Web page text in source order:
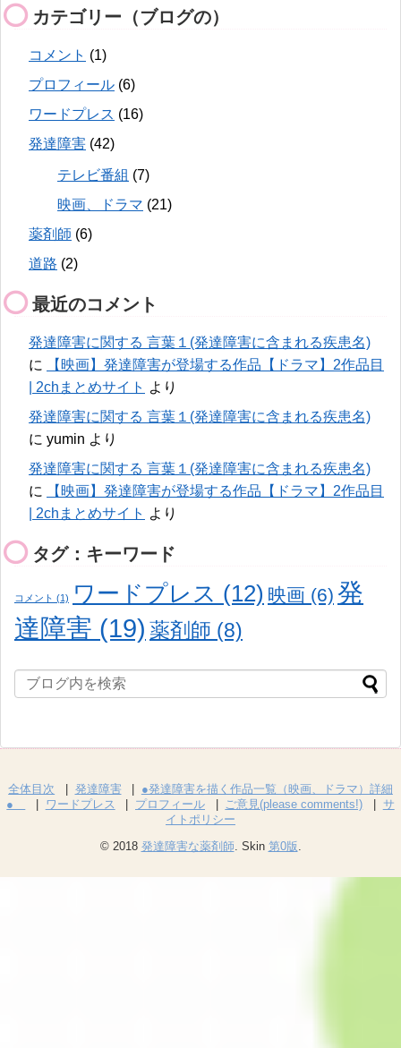
カテゴリー（ブログの）
コメント (1)
プロフィール (6)
ワードプレス (16)
発達障害 (42)
テレビ番組 (7)
映画、ドラマ (21)
薬剤師 (6)
道路 (2)
最近のコメント
発達障害に関する 言葉１(発達障害に含まれる疾患名)
に
【映画】発達障害が登場する作品【ドラマ】2作品目
| 2chまとめサイト より
発達障害に関する 言葉１(発達障害に含まれる疾患名)
に yumin より
発達障害に関する 言葉１(発達障害に含まれる疾患名)
に
【映画】発達障害が登場する作品【ドラマ】2作品目
| 2chまとめサイト より
タグ：キーワード
コメント (1) ワードプレス (12) 映画 (6) 発
達障害 (19) 薬剤師 (8)
全体目次 発達障害
●発達障害を描く作品一覧（映画、ドラマ）詳細
●
ワードプレス プロフィール ご意見(please comments!)
サ
イトポリシー
© 2018 発達障害な薬剤師. Skin 第0版.